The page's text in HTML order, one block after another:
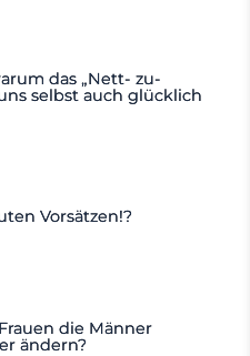
das „Nett- zu-
selbst auch glücklich
Vorsätzen!?
die Männer
ändern?